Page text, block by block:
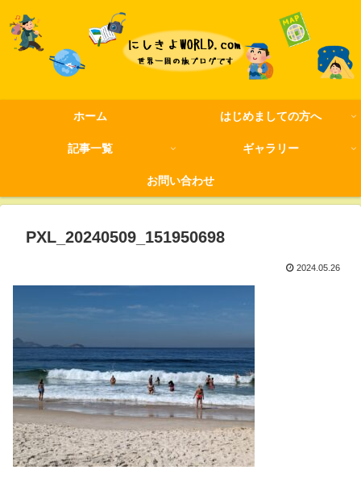
ホーム はじめましての方へ
記事一覧 ギャラリー
お問い合わせ
PXL_20240509_151950698
2024.05.26